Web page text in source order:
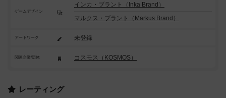
ゲームデザイン
インカ・ブラント（Inka Brand）
マルクス・ブラント（Markus Brand）
アートワーク 未登録
関連企業/団体 コスモス（KOSMOS）
レーティング